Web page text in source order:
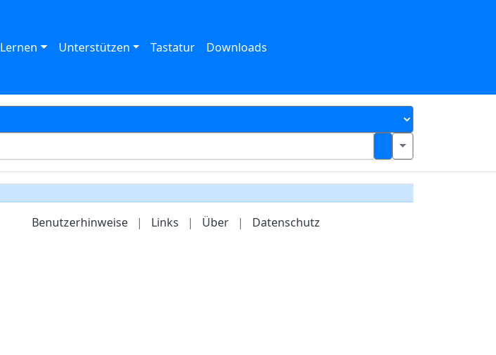
Lernen Unterstützen Tastatur Downloads
Benutzerhinweise | Links | Über | Datenschutz